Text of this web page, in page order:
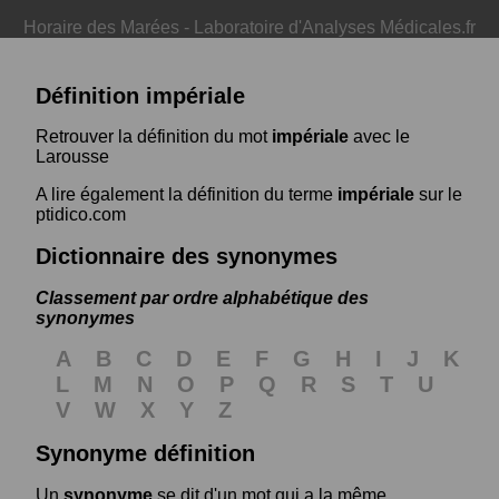
Horaire des Marées - Laboratoire d'Analyses Médicales.fr
Définition impériale
Retrouver la définition du mot impériale avec le
Larousse
A lire également la définition du terme impériale sur le
ptidico.com
Dictionnaire des synonymes
Classement par ordre alphabétique des
synonymes
A B C D E F G H I J
K
L
M N O P Q R S T
U
V
W X Y
Z
Synonyme définition
Un synonyme se dit d'un mot qui a la même